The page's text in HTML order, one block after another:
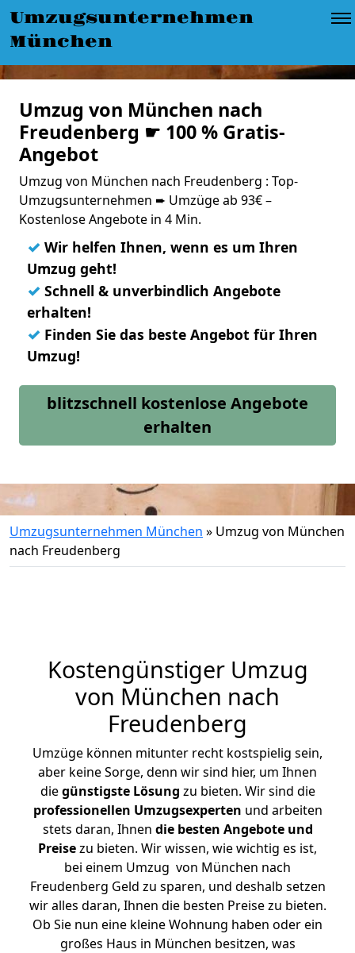
Umzugsunternehmen
München
Umzug von München nach
Freudenberg ☛ 100 % Gratis-
Angebot
Umzug von München nach Freudenberg : Top-
Umzugsunternehmen ➨ Umzüge ab 93€ –
Kostenlose Angebote in 4 Min.
✓ Wir helfen Ihnen, wenn es um Ihren
Umzug geht!
✓ Schnell & unverbindlich Angebote
erhalten!
✓ Finden Sie das beste Angebot für Ihren
Umzug!
blitzschnell kostenlose Angebote
erhalten
Umzugsunternehmen München » Umzug von München
nach Freudenberg
Kostengünstiger Umzug
von München nach
Freudenberg
Umzüge können mitunter recht kostspielig sein,
aber keine Sorge, denn wir sind hier, um Ihnen
diegünstigste Lösung zu bieten. Wir sind die
professionellen Umzugsexperten und arbeiten
stets daran, Ihnen die besten Angebote und
Preisezu bieten. Wir wissen, wie wichtig es ist,
bei einem Umzug von München nach
Freudenberg Geld zu sparen, und deshalb setzen
wir alles daran, Ihnen die besten Preise zu bieten.
Ob Sie nun eine kleine Wohnung haben oder ein
großes Haus in München besitzen, was